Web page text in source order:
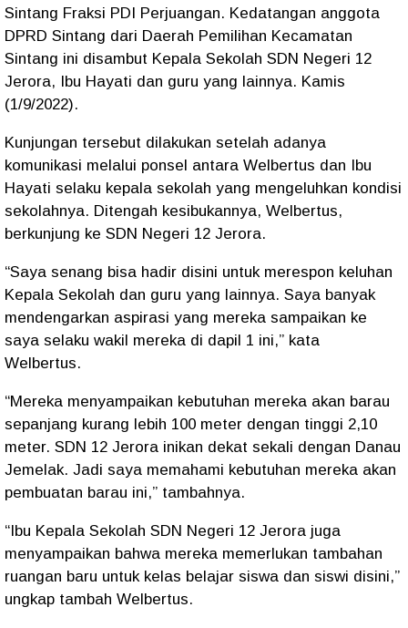
Sintang Fraksi PDI Perjuangan. Kedatangan anggota
DPRD Sintang dari Daerah Pemilihan Kecamatan
Sintang ini disambut Kepala Sekolah SDN Negeri 12
Jerora, Ibu Hayati dan guru yang lainnya. Kamis
(1/9/2022).
Kunjungan tersebut dilakukan setelah adanya
komunikasi melalui ponsel antara Welbertus dan Ibu
Hayati selaku kepala sekolah yang mengeluhkan kondisi
sekolahnya. Ditengah kesibukannya, Welbertus,
berkunjung ke SDN Negeri 12 Jerora.
“Saya senang bisa hadir disini untuk merespon keluhan
Kepala Sekolah dan guru yang lainnya. Saya banyak
mendengarkan aspirasi yang mereka sampaikan ke
saya selaku wakil mereka di dapil 1 ini,” kata
Welbertus.
“Mereka menyampaikan kebutuhan mereka akan barau
sepanjang kurang lebih 100 meter dengan tinggi 2,10
meter. SDN 12 Jerora inikan dekat sekali dengan Danau
Jemelak. Jadi saya memahami kebutuhan mereka akan
pembuatan barau ini,” tambahnya.
“Ibu Kepala Sekolah SDN Negeri 12 Jerora juga
menyampaikan bahwa mereka memerlukan tambahan
ruangan baru untuk kelas belajar siswa dan siswi disini,”
ungkap tambah Welbertus.